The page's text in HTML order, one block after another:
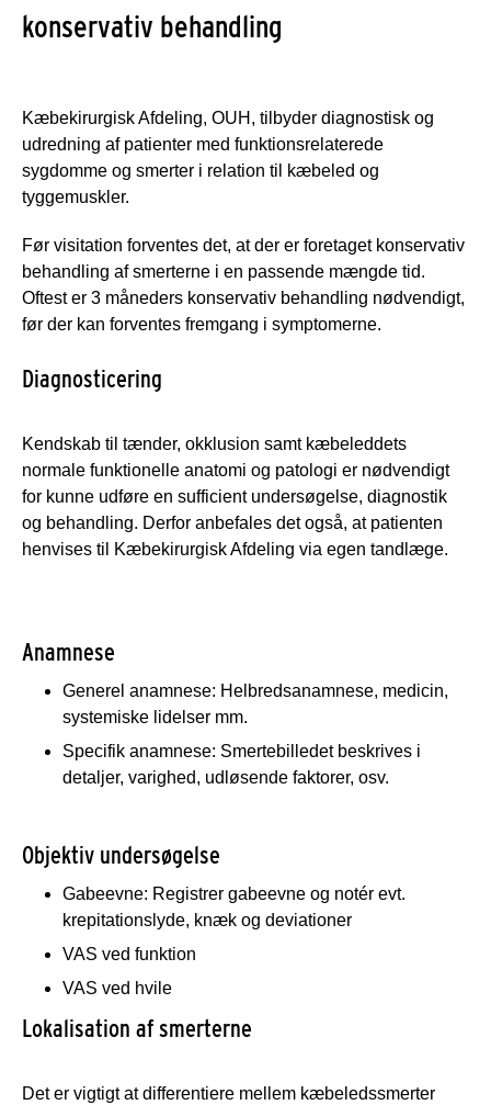
konservativ behandling
Kæbekirurgisk Afdeling, OUH, tilbyder diagnostisk og
udredning af patienter med funktionsrelaterede
sygdomme og smerter i relation til kæbeled og
tyggemuskler.
Før visitation forventes det, at der er foretaget konservativ
behandling af smerterne i en passende mængde tid.
Oftest er 3 måneders konservativ behandling nødvendigt,
før der kan forventes fremgang i symptomerne.
Diagnosticering
Kendskab til tænder, okklusion samt kæbeleddets
normale funktionelle anatomi og patologi er nødvendigt
for kunne udføre en sufficient undersøgelse, diagnostik
og behandling. Derfor anbefales det også, at patienten
henvises til Kæbekirurgisk Afdeling via egen tandlæge.
Anamnese
Generel anamnese: Helbredsanamnese, medicin,
systemiske lidelser mm.
Specifik anamnese: Smertebilledet beskrives i
detaljer, varighed, udløsende faktorer, osv.
Objektiv undersøgelse
Gabeevne: Registrer gabeevne og notér evt.
krepitationslyde, knæk og deviationer
VAS ved funktion
VAS ved hvile
Lokalisation af smerterne
Det er vigtigt at differentiere mellem kæbeledssmerter